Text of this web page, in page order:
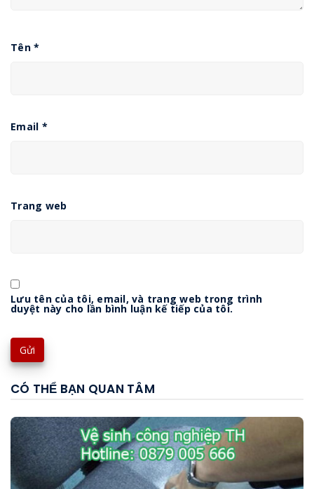
Tên *
Email *
Trang web
Lưu tên của tôi, email, và trang web trong trình
duyệt này cho lần bình luận kế tiếp của tôi.
CÓ THỂ BẠN QUAN TÂM